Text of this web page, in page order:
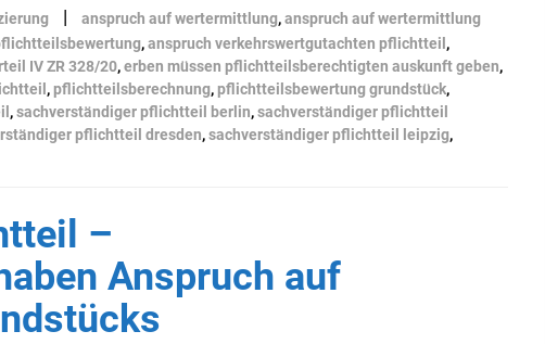
| anspruch auf wertermittlung,anspruch auf wertermittlung
,anspruch verkehrswertgutachten pflichtteil ,
IV ZR 328/20,erben müssen pflichtteilsberechtigten auskunft geben,
,pflichtteilsberechnung,pflichtteilsbewertung grundstück,
,sachverständiger pflichtteil berlin,sachverständiger pflichtteil
pflichtteil dresden,sachverständiger pflichtteil leipzig,
–
Anspruch auf